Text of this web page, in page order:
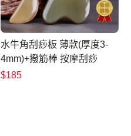
水牛角刮痧板 薄款(厚度3-
4mm)+撥筋棒 按摩刮痧
$185